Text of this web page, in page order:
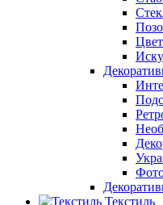
Текстиль